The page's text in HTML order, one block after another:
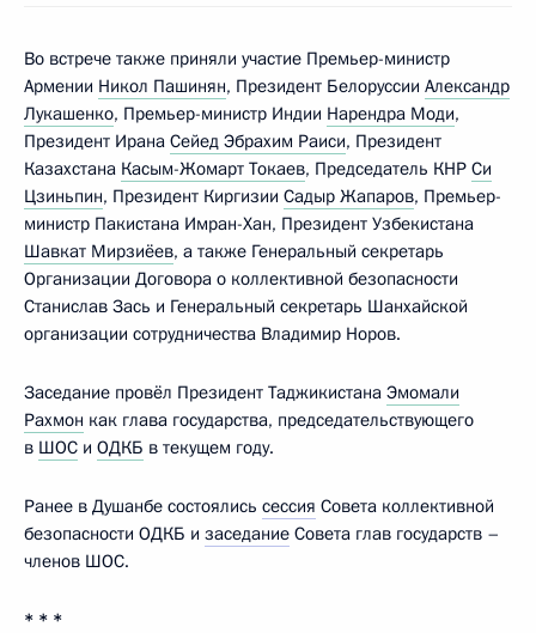
Во встрече также приняли участие Премьер-министр
Армении Никол Пашинян, Президент Белоруссии Александр
Лукашенко, Премьер-министр Индии Нарендра Моди,
Президент Ирана Сейед Эбрахим Раиси, Президент
Казахстана Касым-Жомарт Токаев, Председатель КНР Си
Цзиньпин, Президент Киргизии Садыр Жапаров, Премьер-
министр Пакистана Имран-Хан, Президент Узбекистана
Шавкат Мирзиёев, а также Генеральный секретарь
Организации Договора о коллективной безопасности
Станислав Зась и Генеральный секретарь Шанхайской
организации сотрудничества Владимир Норов.
Заседание провёл Президент Таджикистана Эмомали
Рахмон как глава государства, председательствующего
в ШОС и ОДКБ в текущем году.
Ранее в Душанбе состоялись сессия Совета коллективной
безопасности ОДКБ и заседание Совета глав государств –
членов ШОС.
* * *